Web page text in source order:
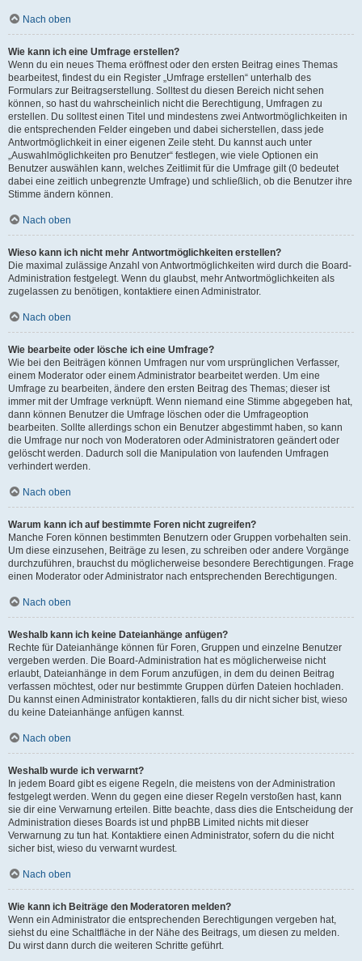
Nach oben
Wie kann ich eine Umfrage erstellen?
Wenn du ein neues Thema eröffnest oder den ersten Beitrag eines Themas
bearbeitest, findest du ein Register „Umfrage erstellen“ unterhalb des
Formulars zur Beitragserstellung. Solltest du diesen Bereich nicht sehen
können, so hast du wahrscheinlich nicht die Berechtigung, Umfragen zu
erstellen. Du solltest einen Titel und mindestens zwei Antwortmöglichkeiten in
die entsprechenden Felder eingeben und dabei sicherstellen, dass jede
Antwortmöglichkeit in einer eigenen Zeile steht. Du kannst auch unter
„Auswahlmöglichkeiten pro Benutzer“ festlegen, wie viele Optionen ein
Benutzer auswählen kann, welches Zeitlimit für die Umfrage gilt (0 bedeutet
dabei eine zeitlich unbegrenzte Umfrage) und schließlich, ob die Benutzer ihre
Stimme ändern können.
Nach oben
Wieso kann ich nicht mehr Antwortmöglichkeiten erstellen?
Die maximal zulässige Anzahl von Antwortmöglichkeiten wird durch die Board-
Administration festgelegt. Wenn du glaubst, mehr Antwortmöglichkeiten als
zugelassen zu benötigen, kontaktiere einen Administrator.
Nach oben
Wie bearbeite oder lösche ich eine Umfrage?
Wie bei den Beiträgen können Umfragen nur vom ursprünglichen Verfasser,
einem Moderator oder einem Administrator bearbeitet werden. Um eine
Umfrage zu bearbeiten, ändere den ersten Beitrag des Themas; dieser ist
immer mit der Umfrage verknüpft. Wenn niemand eine Stimme abgegeben hat,
dann können Benutzer die Umfrage löschen oder die Umfrageoption
bearbeiten. Sollte allerdings schon ein Benutzer abgestimmt haben, so kann
die Umfrage nur noch von Moderatoren oder Administratoren geändert oder
gelöscht werden. Dadurch soll die Manipulation von laufenden Umfragen
verhindert werden.
Nach oben
Warum kann ich auf bestimmte Foren nicht zugreifen?
Manche Foren können bestimmten Benutzern oder Gruppen vorbehalten sein.
Um diese einzusehen, Beiträge zu lesen, zu schreiben oder andere Vorgänge
durchzuführen, brauchst du möglicherweise besondere Berechtigungen. Frage
einen Moderator oder Administrator nach entsprechenden Berechtigungen.
Nach oben
Weshalb kann ich keine Dateianhänge anfügen?
Rechte für Dateianhänge können für Foren, Gruppen und einzelne Benutzer
vergeben werden. Die Board-Administration hat es möglicherweise nicht
erlaubt, Dateianhänge in dem Forum anzufügen, in dem du deinen Beitrag
verfassen möchtest, oder nur bestimmte Gruppen dürfen Dateien hochladen.
Du kannst einen Administrator kontaktieren, falls du dir nicht sicher bist, wieso
du keine Dateianhänge anfügen kannst.
Nach oben
Weshalb wurde ich verwarnt?
In jedem Board gibt es eigene Regeln, die meistens von der Administration
festgelegt werden. Wenn du gegen eine dieser Regeln verstoßen hast, kann
sie dir eine Verwarnung erteilen. Bitte beachte, dass dies die Entscheidung der
Administration dieses Boards ist und phpBB Limited nichts mit dieser
Verwarnung zu tun hat. Kontaktiere einen Administrator, sofern du die nicht
sicher bist, wieso du verwarnt wurdest.
Nach oben
Wie kann ich Beiträge den Moderatoren melden?
Wenn ein Administrator die entsprechenden Berechtigungen vergeben hat,
siehst du eine Schaltfläche in der Nähe des Beitrags, um diesen zu melden.
Du wirst dann durch die weiteren Schritte geführt.